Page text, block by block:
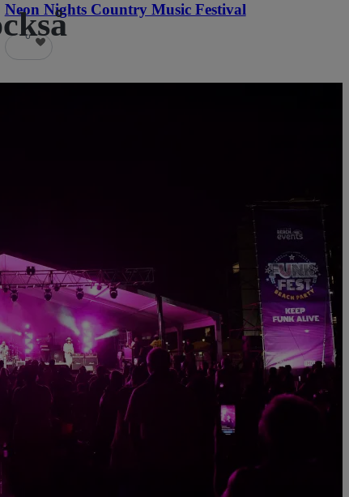
Neon Nights Country Music Festival
6